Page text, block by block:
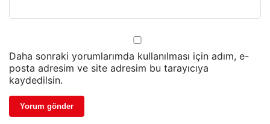
Daha sonraki yorumlarımda kullanılması için adım, e-
posta adresim ve site adresim bu tarayıcıya
kaydedilsin.